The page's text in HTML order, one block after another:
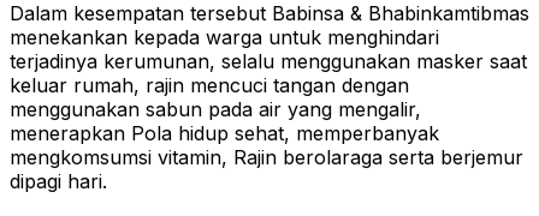
Dalam kesempatan tersebut Babinsa & Bhabinkamtibmas
menekankan kepada warga untuk menghindari
terjadinya kerumunan, selalu menggunakan masker saat
keluar rumah, rajin mencuci tangan dengan
menggunakan sabun pada air yang mengalir,
menerapkan Pola hidup sehat, memperbanyak
mengkomsumsi vitamin, Rajin berolaraga serta berjemur
dipagi hari.